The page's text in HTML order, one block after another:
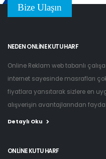
Bize Ulaşın
NEDEN ONLINE KUTU HARF
Online Reklam web tabanlı
internet sayesinde masrafları
fiyatlara yansıtarak sizlere en
alışverişin avantajlarından
Detaylı Oku
ONLINE KUTU HARF